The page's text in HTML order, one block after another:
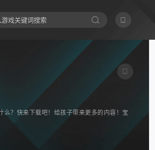
？快来下载吧！给孩子带来更多的内容！宝